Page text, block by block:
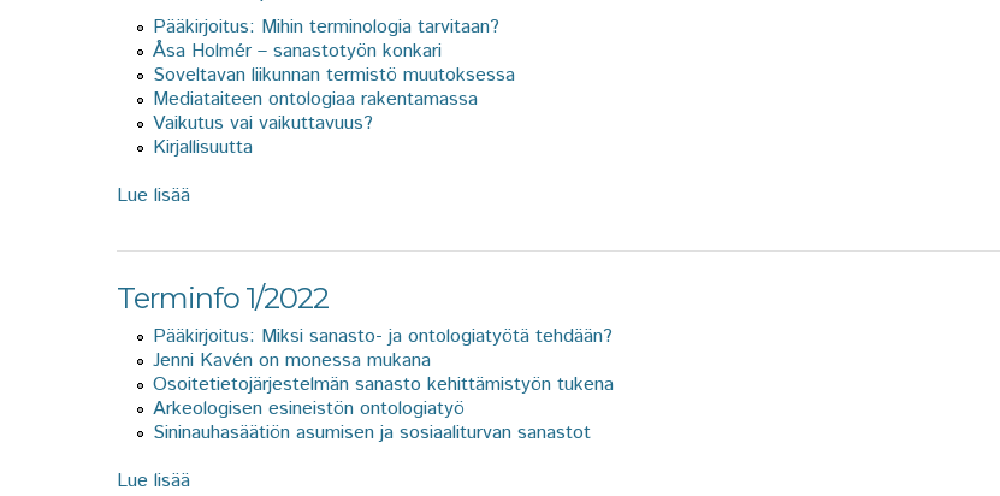
Pääkirjoitus: Mihin terminologia tarvitaan?
Åsa Holmér – sanastotyön konkari
Soveltavan liikunnan termistö muutoksessa
Mediataiteen ontologiaa rakentamassa
Vaikutus vai vaikuttavuus?
Kirjallisuutta
Lue lisää
Terminfo 1/2022
Pääkirjoitus: Miksi sanasto- ja ontologiatyötä tehdään?
Jenni Kavén on monessa mukana
Osoitetietojärjestelmän sanasto kehittämistyön tukena
Arkeologisen esineistön ontologiatyö
Sininauhasäätiön asumisen ja sosiaaliturvan sanastot
Lue lisää